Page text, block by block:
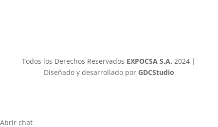
Todos los Derechos Reservados EXPOCSA S.A. 2024 |
Diseñado y desarrollado por GDCStudio
Abrir chat